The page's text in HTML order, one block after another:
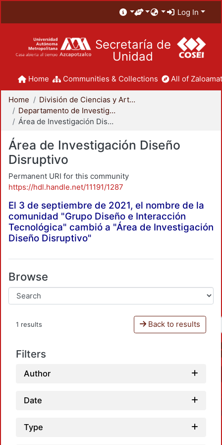
Log In
Secretaría de
Unidad
Home Communities & Collections All of
Home
División de Ciencias y Artes para el Diseño
Departamento de Investigación y Conocimiento para el Diseño
Área de Investigación Diseño Disruptivo
Área de Investigación Diseño
Disruptivo
Permanent URI for this community
https://hdl.handle.net/11191/1287
El 3 de septiembre de 2021, el nombre de la
comunidad "Grupo Diseño e Interacción
Tecnológica" cambió a "Área de Investigación
Diseño Disruptivo"
Browse
1 results Back to results
Filters
Author
Date
Type